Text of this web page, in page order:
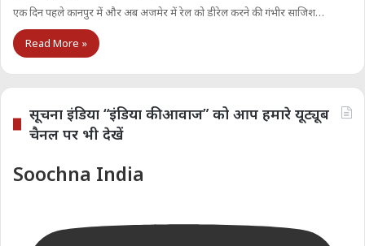
एक दिन पहले कानपुर में और अब अजमेर में रेल को डीरेल करने की गंभीर साजिश…
Read More »
सूचना इंडिया “इंडिया की आवाज” को आप हमारे यूट्यूब
चैनल पर भी देखें
Soochna India